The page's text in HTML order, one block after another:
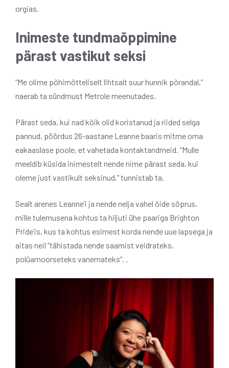
orgias.
Inimeste tundmaõppimine
pärast vastikut seksi
“Me olime põhimõtteliselt lihtsalt suur hunnik põrandal,”
naerab ta sündmust Metrole meenutades.
Pärast seda, kui nad kõik olid koristanud ja riided selga
pannud, pöördus 26-aastane Leanne baaris mitme oma
eakaaslase poole, et vahetada kontaktandmeid. “Mulle
meeldib küsida inimestelt nende nime pärast seda, kui
oleme just vastikult seksinud,” tunnistab ta.
Sealt arenes Leanne’i ja nende nelja vahel õide sõprus,
mille tulemusena kohtus ta hiljuti ühe paariga Brighton
Pride’is, kus ta kohtus esimest korda nende uue lapsega ja
aitas neil “tähistada nende saamist veidrateks,
polüamoorseteks vanemateks”. .